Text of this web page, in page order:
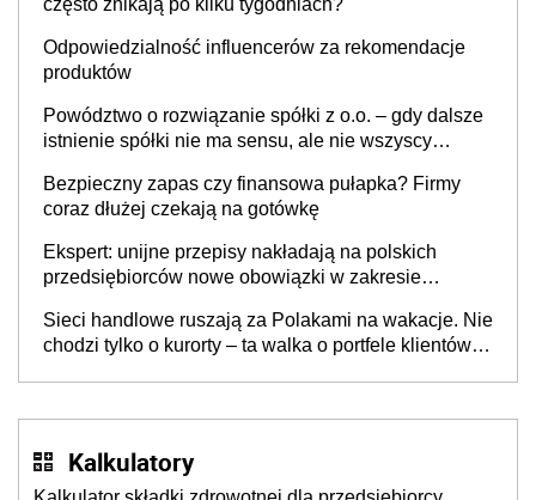
często znikają po kilku tygodniach?
Odpowiedzialność influencerów za rekomendacje
produktów
Powództwo o rozwiązanie spółki z o.o. – gdy dalsze
istnienie spółki nie ma sensu, ale nie wszyscy
Bezpieczny zapas czy finansowa pułapka? Firmy
coraz dłużej czekają na gotówkę
Ekspert: unijne przepisy nakładają na polskich
przedsiębiorców nowe obowiązki w zakresie
Sieci handlowe ruszają za Polakami na wakacje. Nie
chodzi tylko o kurorty – ta walka o portfele klientów
Kalkulatory